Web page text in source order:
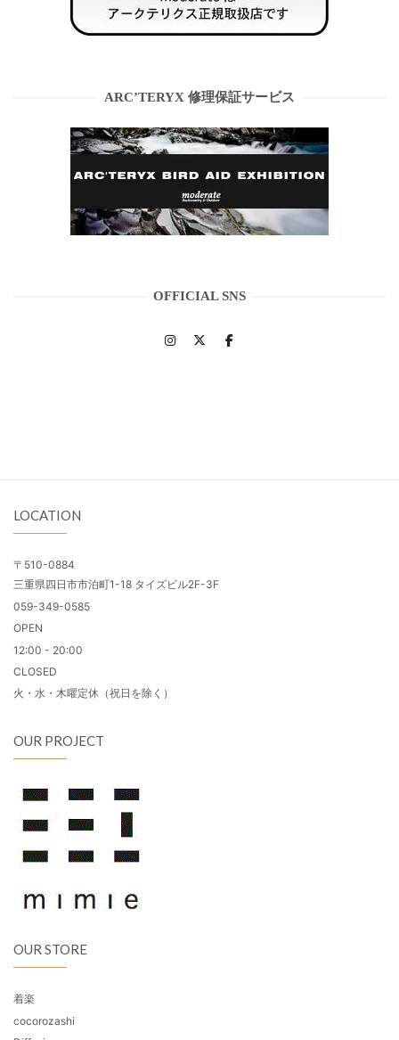
ARC’TERYX 修理保証サービス
OFFICIAL SNS
LOCATION
〒510-0884
三重県四日市市泊町1-18 タイズビル2F-3F
059-349-0585
OPEN
12:00 - 20:00
CLOSED
火・水・木曜定休（祝日を除く）
OUR PROJECT
OUR STORE
着楽
cocorozashi